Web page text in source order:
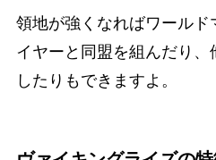
領地が強くなればワールド
イヤーと同盟を組んだり
したりもできますよ。